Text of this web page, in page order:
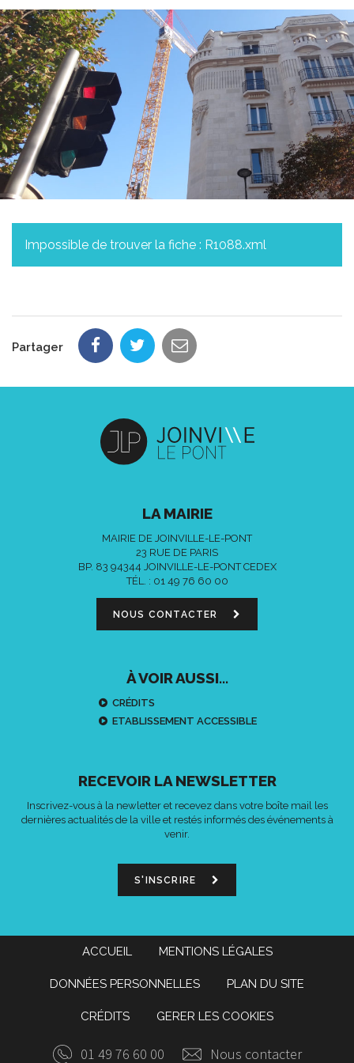
Impossible de trouver la fiche : R1088.xml
Partager
LA MAIRIE
MAIRIE DE JOINVILLE-LE-PONT
23 RUE DE PARIS
BP. 83 94344 JOINVILLE-LE-PONT CEDEX
TÉL. : 01 49 76 60 00
NOUS CONTACTER
À VOIR AUSSI...
CRÉDITS
ETABLISSEMENT ACCESSIBLE
RECEVOIR LA NEWSLETTER
Inscrivez-vous à la newletter et recevez dans votre boîte mail les
dernières actualités de la ville et restés informés des événements à
venir.
S'INSCRIRE
ACCUEIL MENTIONS LÉGALES
DONNÉES PERSONNELLES PLAN DU SITE
CRÉDITS GERER LES COOKIES
01 49 76 60 00 Nous contacter